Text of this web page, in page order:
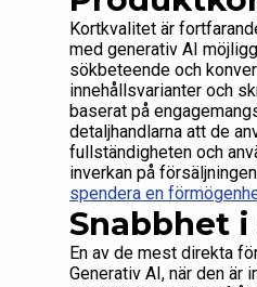
Kortkvalitet är
med generativ AI
sökbeteende och
innehållsvarianter och
baserat på
detaljhandlarna att de
fullständigheten och
inverkan på
spendera en
Snabbhet
En av de mest direkta
Generativ AI, när den